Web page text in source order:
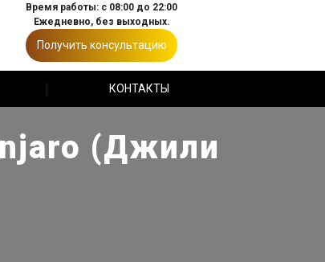
Время работы: с 08:00 до 22:00
Ежедневно, без выходных.
Получить консультацию
КОНТАКТЫ
(Джили